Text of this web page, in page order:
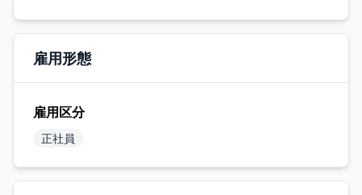
雇用形態
雇用区分
正社員